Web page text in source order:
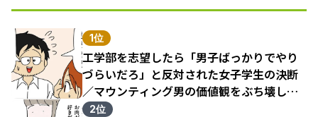
1位
工学部を志望したら「男子ばっかりでやり
づらいだろ」と反対された女子学生の決断
／マウンティング男の価値観をぶち壊した
結果（1）
2位